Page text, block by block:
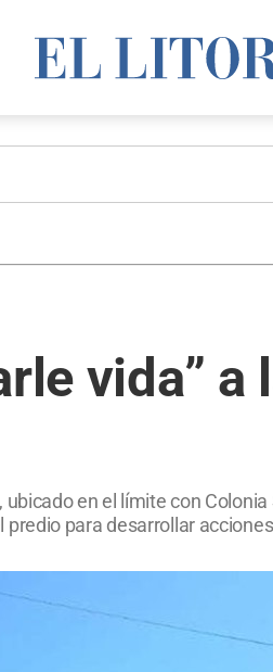
vida”
en el límite con
para desarrollar